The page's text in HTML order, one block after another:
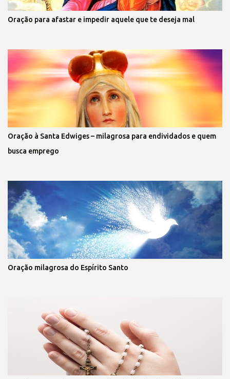
Oração para afastar e impedir aquele que te deseja mal
Oração à Santa Edwiges – milagrosa para endividados e quem
busca emprego
Oração milagrosa do Espírito Santo